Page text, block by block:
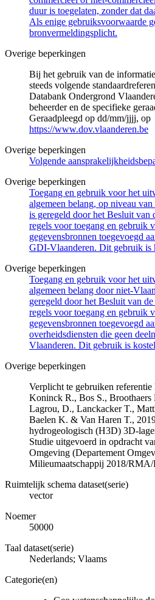
duur is toegelaten, zonder dat
Als enige gebruiksvoorwaarde
bronvermeldingsplicht.
Overige beperkingen
Bij het gebruik van de
steeds volgende
Databank Ondergrond
beheerder en de specifieke
Geraadpleegd op dd/mm/jjjj, op
https://www.dov.vlaanderen.be
Overige beperkingen
Volgende
Overige beperkingen
Toegang en gebruik voor het
algemeen belang, op niveau
is geregeld door het Besluit van
regels voor toegang en gebruik
gegevensbronnen toegevoegd
GDI-Vlaanderen. Dit gebruik is
Overige beperkingen
Toegang en gebruik voor het
algemeen belang door niet-
geregeld door het Besluit van
regels voor toegang en gebruik
gegevensbronnen toegevoegd
overheidsdiensten die geen
Vlaanderen. Dit gebruik is
Overige beperkingen
Verplicht te gebruiken
Koninck R., Bos S.,
Lagrou, D., Lanckacker T.,
Baelen K. & Van Haren T.,
hydrogeologisch (H3D) 3D-
Studie uitgevoerd in opdracht
Omgeving (Departement
Milieumaatschappij 2018/
Ruimtelijk schema dataset(serie)
vector
Noemer
50000
Taal dataset(serie)
Nederlands; Vlaams
Categorie(en)